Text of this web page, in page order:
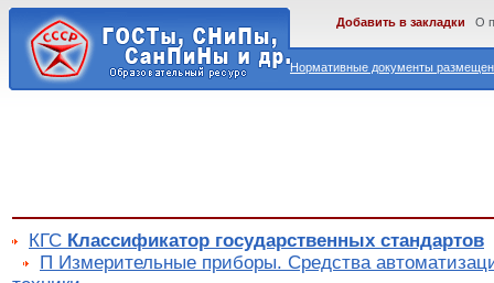
Нормативные документы
Добавить в закладки О
КГС Классификатор государственных стандартов
П Измерительные приборы. Средства